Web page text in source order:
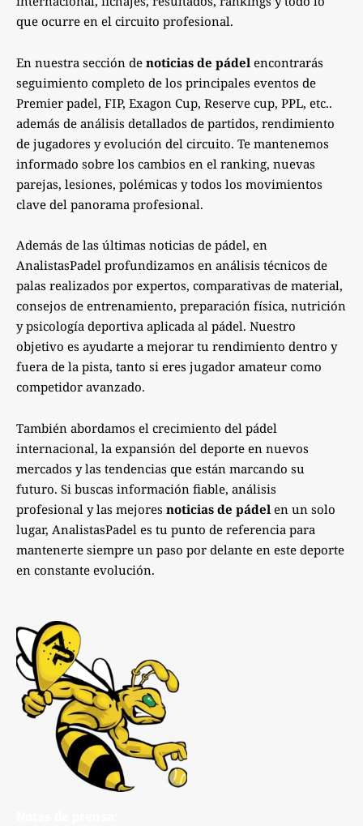
que ocurre en el circuito profesional.
En nuestra sección de noticias de pádel encontrarás
seguimiento completo de los principales eventos de
Premier padel, FIP, Exagon Cup, Reserve cup, PPL, etc..
además de análisis detallados de partidos, rendimiento
de jugadores y evolución del circuito. Te mantenemos
informado sobre los cambios en el ranking, nuevas
parejas, lesiones, polémicas y todos los movimientos
clave del panorama profesional.
Además de las últimas noticias de pádel, en
AnalistasPadel profundizamos en análisis técnicos de
palas realizados por expertos, comparativas de material,
consejos de entrenamiento, preparación física, nutrición
y psicología deportiva aplicada al pádel. Nuestro
objetivo es ayudarte a mejorar tu rendimiento dentro y
fuera de la pista, tanto si eres jugador amateur como
competidor avanzado.
También abordamos el crecimiento del pádel
internacional, la expansión del deporte en nuevos
mercados y las tendencias que están marcando su
futuro. Si buscas información fiable, análisis
profesional y las mejores noticias de pádel en un solo
lugar, AnalistasPadel es tu punto de referencia para
mantenerte siempre un paso por delante en este deporte
en constante evolución.